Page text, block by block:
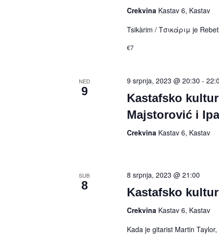
Crekvina Kastav 6, Kastav
Tsikàrim / Τσικάριμ je
€7
NED
9
9 srpnja, 2023 @ 20:30 -
Kastafsko
Majstorović i
Crekvina Kastav 6, Kastav
SUB
8
8 srpnja, 2023 @ 21:00
Kastafsko
Crekvina Kastav 6, Kastav
Kada je gitarist Martin